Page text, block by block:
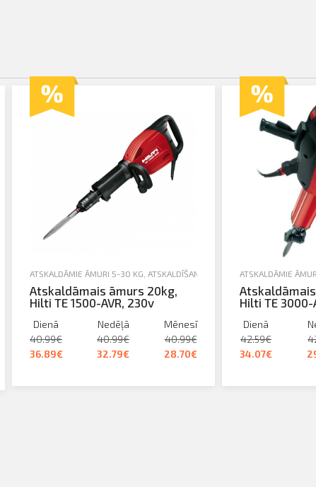
SKRŪVĒŠANA,NOMA
ATSKALDĀMIE ĀMURI 5-30 KG ATSKALDĪŠANA, URBŠANA, SKRŪVĒŠANA,
Atskaldāmais āmurs 20kg,
Hilti TE 1500-AVR, 230v
Dienā
40.99€
36.89€
Nedēļā
40.99€
32.79€
Mēnesī
40.99€
28.70€
ATSKALDĀMIE
Hilti TE 3000-
Dienā
42.59€
34.07€